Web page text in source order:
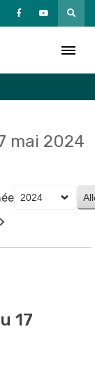
mai 2024
17